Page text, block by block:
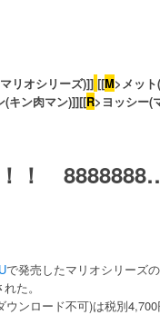
リオシリーズ)]] [[M>メッ
(キン肉マン)]][[R>ヨッシー(
！！
で発売したマリオシリーズの
た。
ンロード不可)は税別4,700